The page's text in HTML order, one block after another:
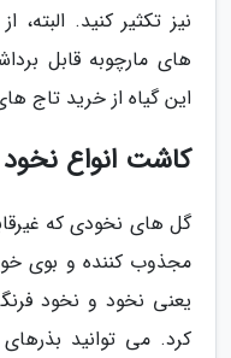
نیز تکثیر کنید.
های مارچوبه قابل
این گیاه از خرید تاج
کاشت انواع نخود
گل های نخودی که
مجذوب کننده و بوی
یعنی نخود و نخود
کرد. می توانید بذرهای